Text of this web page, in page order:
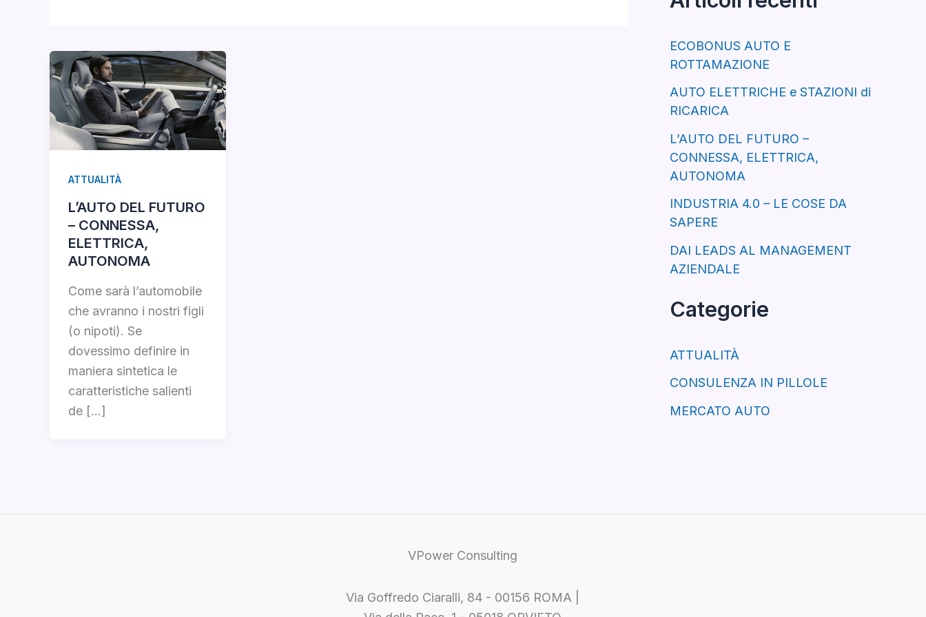
ATTUALITÀ
L’AUTO DEL FUTURO
– CONNESSA,
ELETTRICA,
AUTONOMA
Come sarà l’automobile
che avranno i nostri figli
(o nipoti). Se
dovessimo definire in
maniera sintetica le
caratteristiche salienti
de […]
ECOBONUS AUTO E
ROTTAMAZIONE
AUTO ELETTRICHE e STAZIONI di
RICARICA
L’AUTO DEL FUTURO –
CONNESSA, ELETTRICA,
AUTONOMA
INDUSTRIA 4.0 – LE COSE DA
SAPERE
DAI LEADS AL MANAGEMENT
AZIENDALE
Categorie
ATTUALITÀ
CONSULENZA IN PILLOLE
MERCATO AUTO
VPower Consulting
Via Goffredo Ciaralli, 84 - 00156 ROMA |